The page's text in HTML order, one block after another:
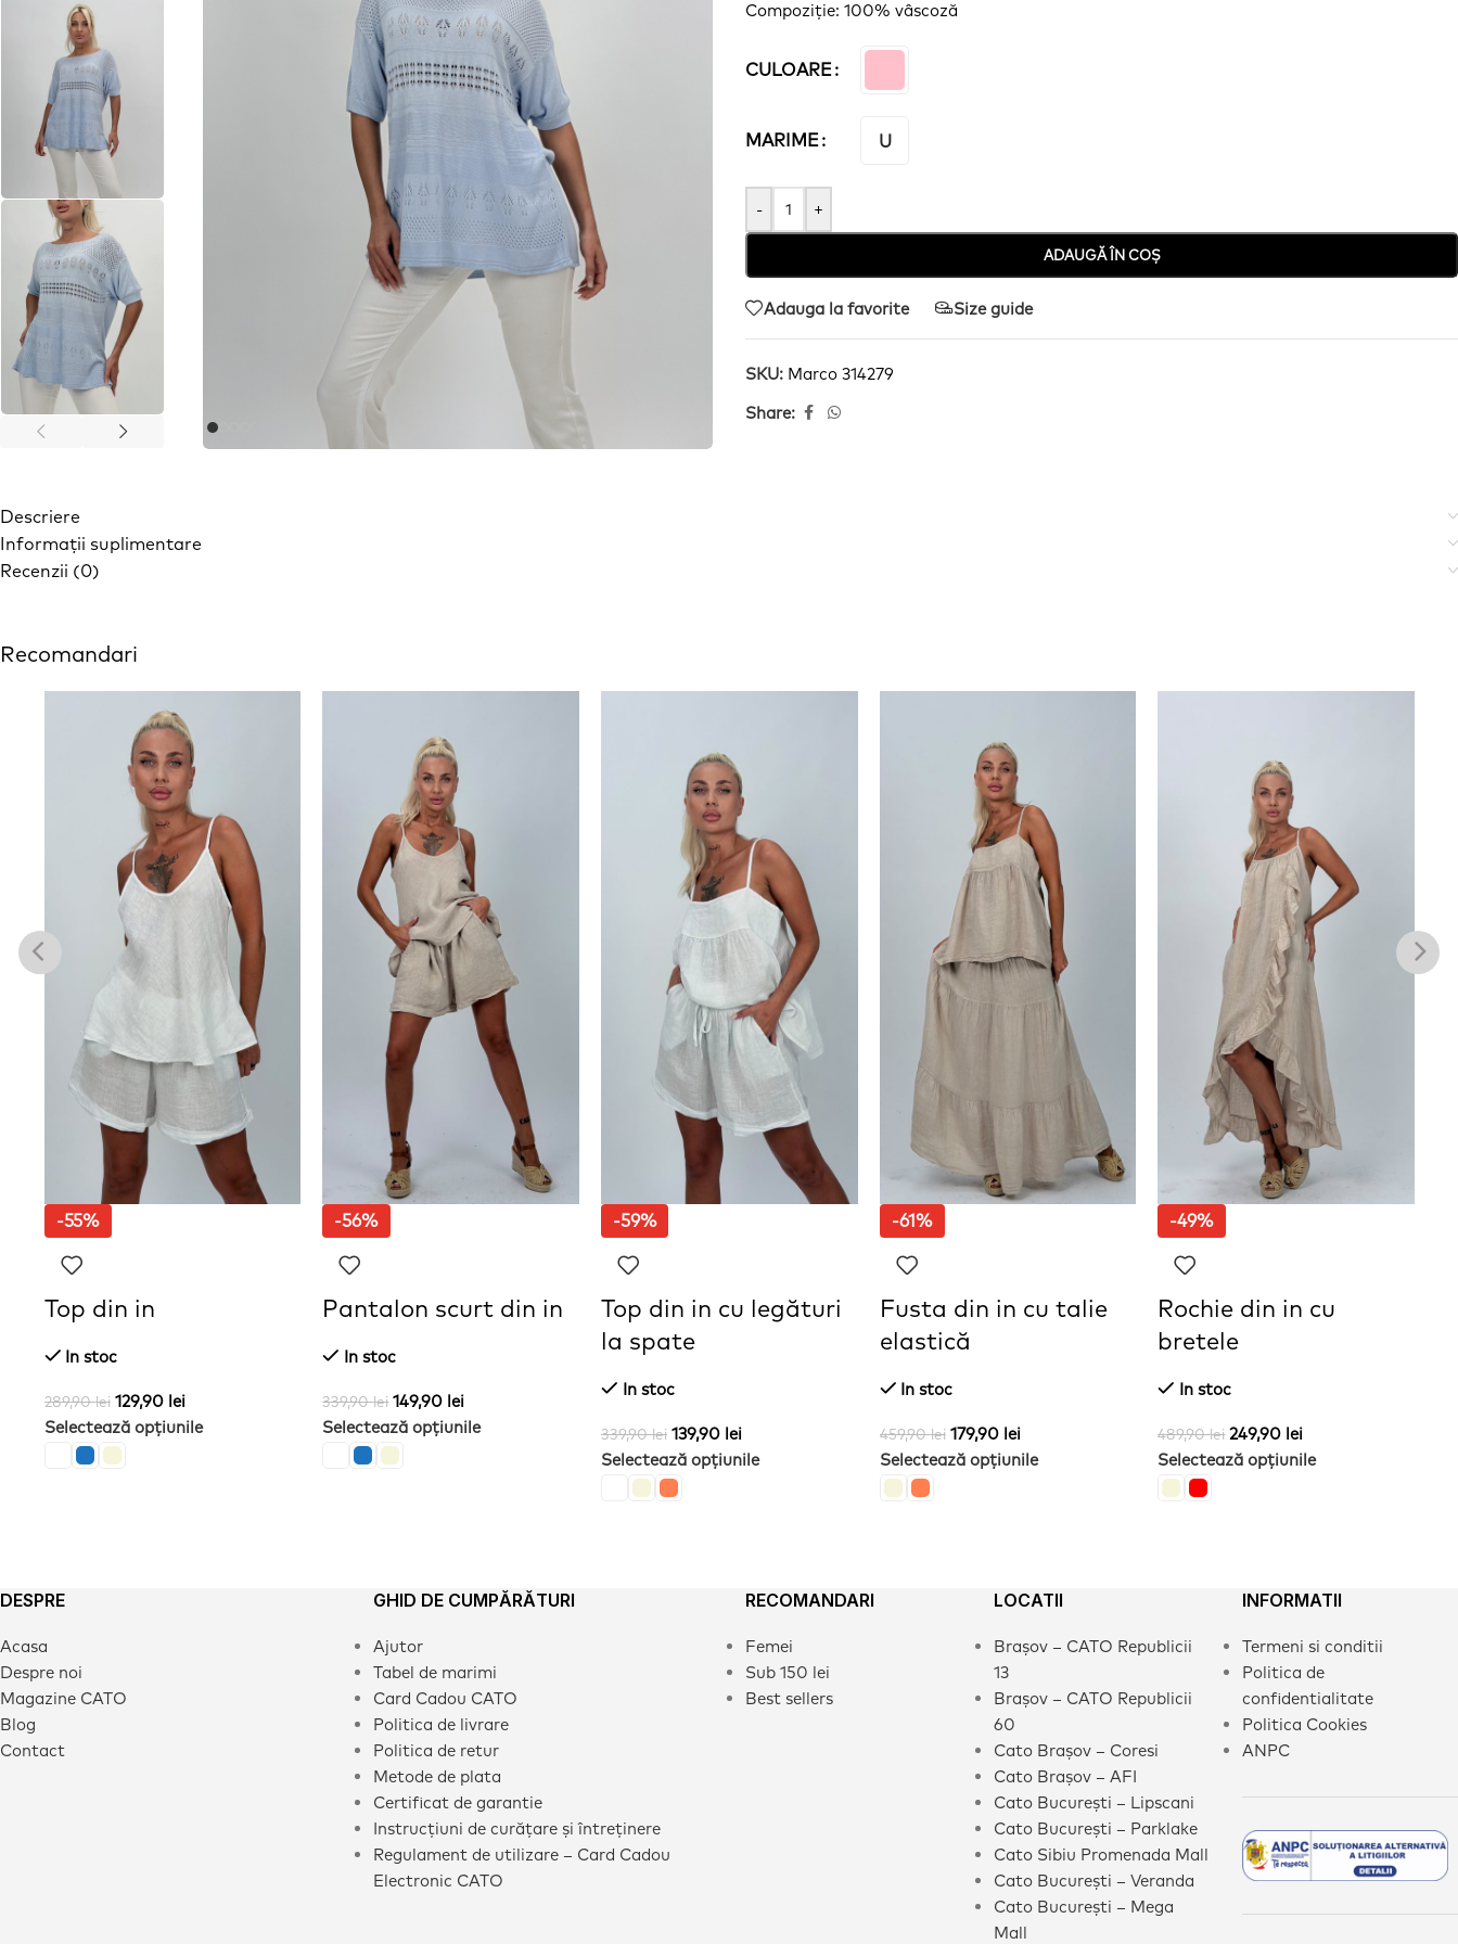
Compoziție: 100% vâscoză
CULOARE
MARIME U
- +
ADAUGĂ ÎN COȘ
Adauga la favorite Size guide
SKU: Marco 314279
Share:
Descriere
Informații suplimentare
Recenzii (0)
Recomandari
-55%
Top din in
In stoc
289,90lei 129,90 lei
Selectează opțiunile
-56%
Pantalon scurt din in
In stoc
339,90lei 149,90 lei
Selectează opțiunile
-59%
Top din in cu legături
la spate
In stoc
339,90lei 139,90 lei
Selectează opțiunile
-61%
Fusta din in cu talie
elastică
In stoc
459,90lei 179,90 lei
Selectează opțiunile
-49%
Rochie din in cu
bretele
In stoc
489,90lei 249,90 lei
Selectează opțiunile
DESPRE
Acasa
Despre noi
Magazine CATO
Blog
Contact
GHID DE CUMPĂRĂTURI
Ajutor
Tabel de marimi
Card Cadou CATO
Politica de livrare
Politica de retur
Metode de plata
Certificat de garantie
Instrucțiuni de curățare și întreținere
Regulament de utilizare – Card Cadou
Electronic CATO
RECOMANDARI
Femei
Sub 150 lei
Best sellers
LOCATII
Brașov – CATO Republicii
13
Brașov – CATO Republicii
60
Cato Brașov – Coresi
Cato Brașov – AFI
Cato București – Lipscani
Cato București – Parklake
Cato Sibiu Promenada Mall
Cato București – Veranda
Cato București – Mega
Mall
INFORMATII
Termeni si conditii
Politica de
confidentialitate
Politica Cookies
ANPC